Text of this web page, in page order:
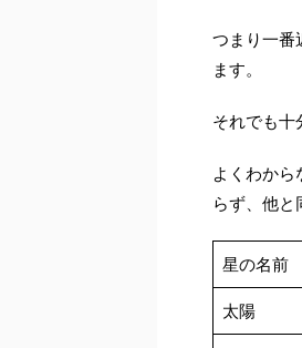
つまり一番
ます。
それでも十
よくわか
らず、他と
星の名前
太陽